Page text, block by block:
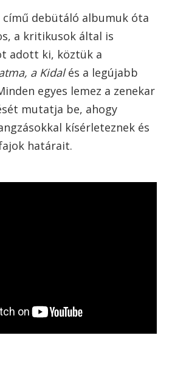
című debütáló albumuk óta
a kritikusok által is
adott ki, köztük a
a Kidalés a legújabb
egyes lemez a zenekar
mutatja be, ahogy
kísérleteznek és
határait.